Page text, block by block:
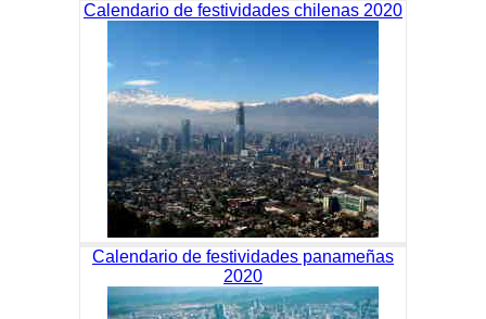
Calendario de festividades chilenas 2020
Calendario de festividades panameñas
2020